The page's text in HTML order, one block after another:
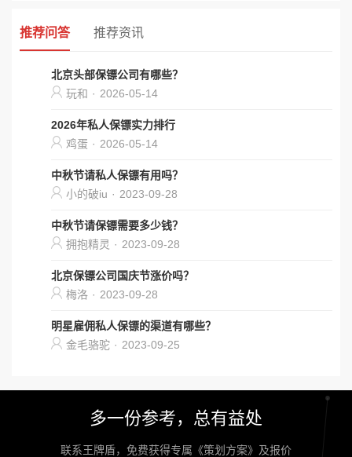
推荐问答 推荐资讯
北京头部保镖公司有哪些？
玩和 · 2026-05-14
2026年私人保镖实力排行
鸡蛋 · 2026-05-14
中秋节请私人保镖有用吗？
小的破iu · 2023-09-28
中秋节请保镖需要多少钱？
拥抱精灵 · 2023-09-28
北京保镖公司国庆节涨价吗？
梅洛 · 2023-09-28
明星雇佣私人保镖的渠道有哪些？
金毛骆驼 · 2023-09-25
多一份参考，总有益处
联系王牌盾，免费获得专属《策划方案》及报价